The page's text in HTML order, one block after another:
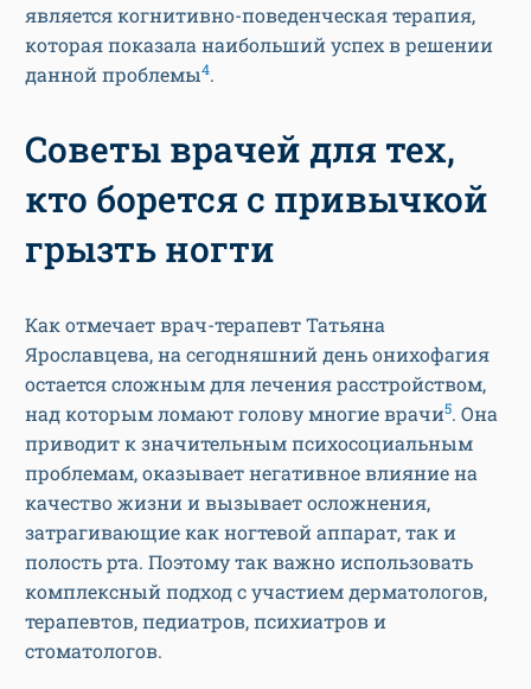
является когнитивно-поведенческая терапия,
которая показала наибольший успех в решении
данной проблемы4.
Советы врачей для тех,
кто борется с привычкой
грызть ногти
Как отмечает врач-терапевт Татьяна
Ярославцева, на сегодняшний день онихофагия
остается сложным для лечения расстройством,
над которым ломают голову многие врачи5. Она
приводит к значительным психосоциальным
проблемам, оказывает негативное влияние на
качество жизни и вызывает осложнения,
затрагивающие как ногтевой аппарат, так и
полость рта. Поэтому так важно использовать
комплексный подход с участием дерматологов,
терапевтов, педиатров, психиатров и
стоматологов.